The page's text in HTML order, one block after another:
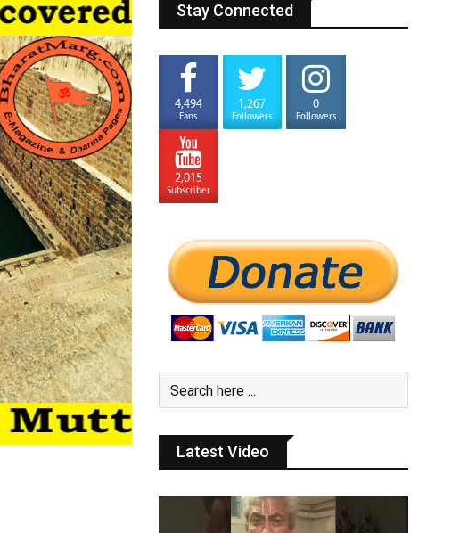
Stay Connected
4,494
Fans
1,267
Followers
0
Followers
2,015
Subscriber
Latest Video